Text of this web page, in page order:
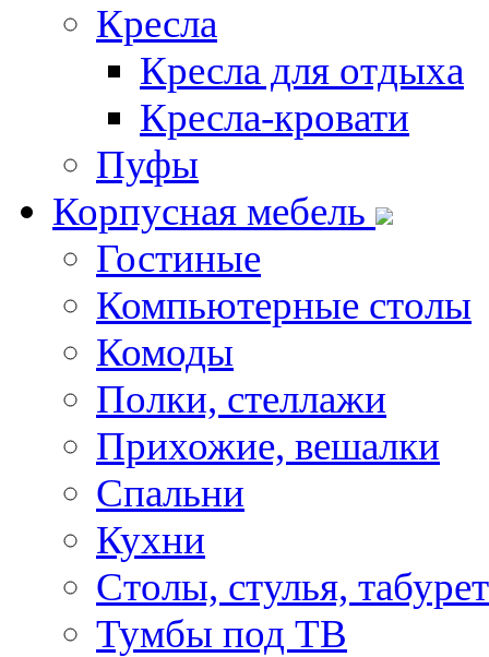
Кресла
Кресла для отдыха
Кресла-кровати
Пуфы
Корпусная мебель
Гостиные
Компьютерные столы
Комоды
Полки, стеллажи
Прихожие, вешалки
Спальни
Кухни
Столы, стулья,
Тумбы под ТВ